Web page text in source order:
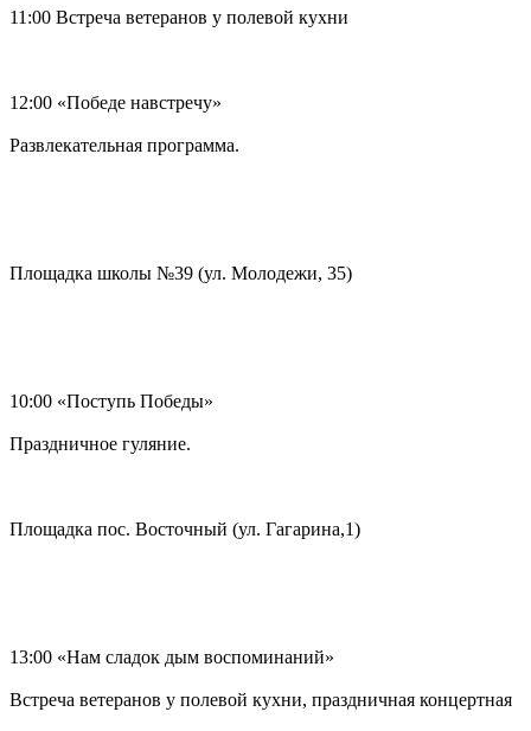
11:00 Встреча ветеранов у полевой кухни
12:00 «Победе навстречу»
Развлекательная программа.
Площадка школы №39 (ул. Молодежи, 35)
10:00 «Поступь Победы»
Праздничное гуляние.
Площадка пос. Восточный (ул. Гагарина,1)
13:00 «Нам сладок дым воспоминаний»
Встреча ветеранов у полевой кухни, праздничная концертная